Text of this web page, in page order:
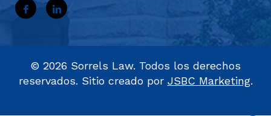
© 2026 Sorrels Law. Todos los derechos
reservados. Sitio creado por JSBC Marketing.